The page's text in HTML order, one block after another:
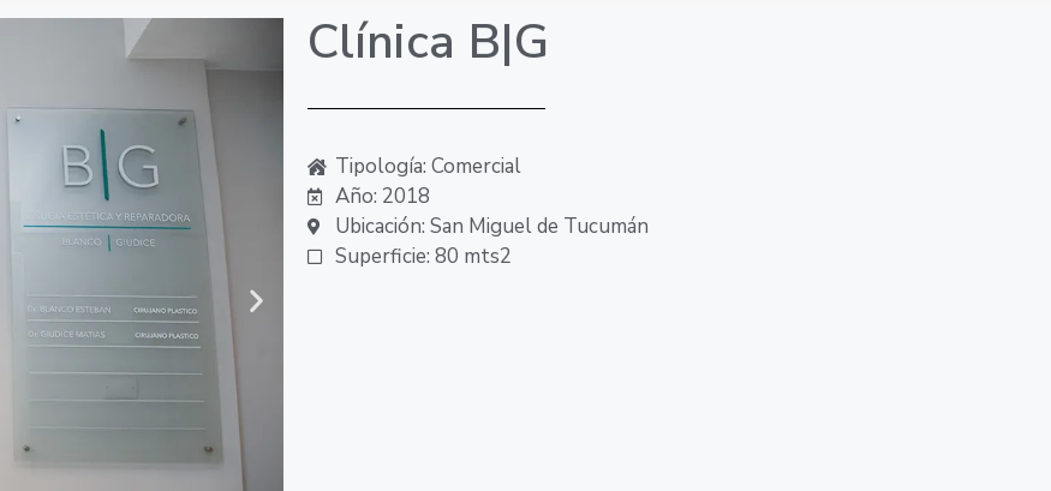
Clínica B|G
Tipología: Comercial
Año: 2018
Ubicación: San Miguel de Tucumán
Superficie: 80 mts2